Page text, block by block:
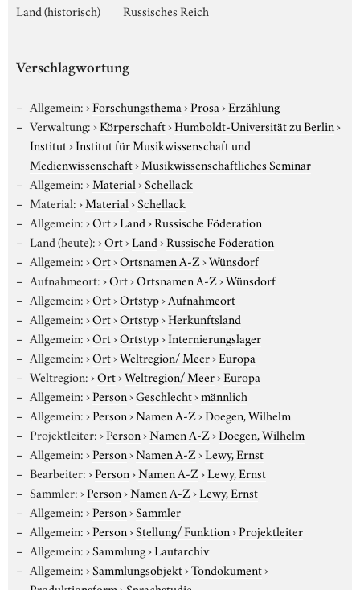
Land (historisch) Russisches Reich
Verschlagwortung
Allgemein:›Forschungsthema›Prosa›Erzählung
Verwaltung:›Körperschaft›Humboldt-Universität zu Berlin›
Institut›Institut für Musikwissenschaft und
Medienwissenschaft›Musikwissenschaftliches Seminar
Allgemein:›Material›Schellack
Material:›Material›Schellack
Allgemein:›Ort›Land›Russische Föderation
Land (heute):›Ort›Land›Russische Föderation
Allgemein:›Ort›Ortsnamen A-Z›Wünsdorf
Aufnahmeort:›Ort›Ortsnamen A-Z›Wünsdorf
Allgemein:›Ort›Ortstyp›Aufnahmeort
Allgemein:›Ort›Ortstyp›Herkunftsland
Allgemein:›Ort›Ortstyp›Internierungslager
Allgemein:›Ort›Weltregion/ Meer›Europa
Weltregion:›Ort›Weltregion/ Meer›Europa
Allgemein:›Person›Geschlecht›männlich
Allgemein:›Person›Namen A-Z›Doegen, Wilhelm
Projektleiter:›Person›Namen A-Z›Doegen, Wilhelm
Allgemein:›Person›Namen A-Z›Lewy, Ernst
Bearbeiter:›Person›Namen A-Z›Lewy, Ernst
Sammler:›Person›Namen A-Z›Lewy, Ernst
Allgemein:›Person›Sammler
Allgemein:›Person›Stellung/ Funktion›Projektleiter
Allgemein:›Sammlung›Lautarchiv
Allgemein:›Sammlungsobjekt›Tondokument›